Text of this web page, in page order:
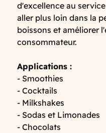
d'excellence au
aller plus loin dans la
boissons et améliorer
consommateur.
Applications :
- Smoothies
- Cocktails
- Milkshakes
- Sodas et Limonades
- Chocolats